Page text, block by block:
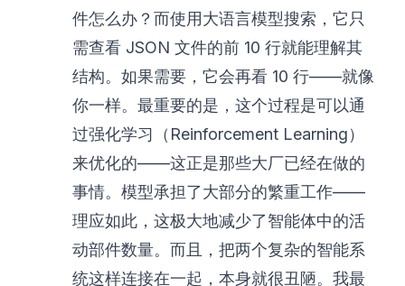
件怎么办？而使用大语言模型搜索，它只
需查看 JSON 文件的前 10 行就能理解其
结构。如果需要，它会再看 10 行——就像
你一样。最重要的是，这个过程是可以通
过强化学习（Reinforcement Learning）
来优化的——这正是那些大厂已经在做的
事情。模型承担了大部分的繁重工作——
理应如此，这极大地减少了智能体中的活
动部件数量。而且，把两个复杂的智能系
统这样连接在一起，本身就很丑陋。我最